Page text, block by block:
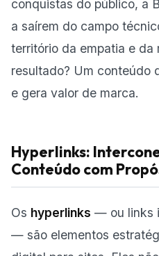
conquistas do público, a
a saírem do campo
território da empatia e da
resultado? Um conteúdo
e gera valor de marca.
Hyperlinks:
Conteúdo com
Os hyperlinks — ou links
— são elementos